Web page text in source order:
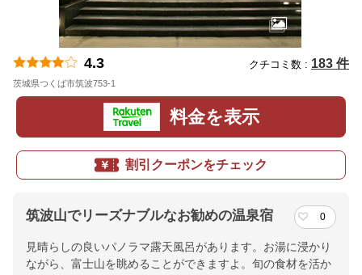
4.3 クチコミ数 : 183 件
茨城県つくば市筑波753-1
料金を表示
割引クーポンをチェック
筑波山でリーズナブルなお勧めの温泉宿 0
見晴らしの良いパノラマ露天風呂があります。お湯に浸かり
ながら、富士山を眺めることができますよ。旬の食材を活か